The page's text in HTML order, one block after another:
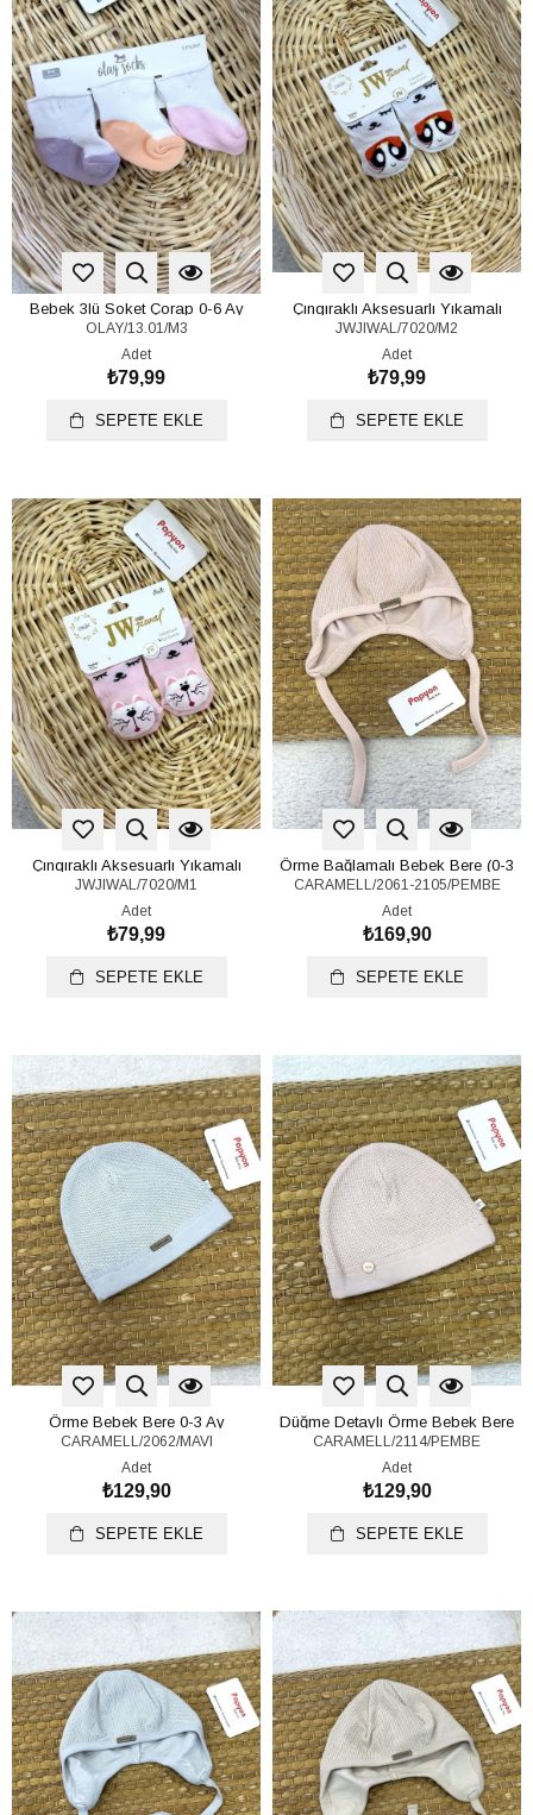
Bebek 3lü Soket Çorap 0-6 Ay
OLAY/13.01/M3
Adet
₺79,99
SEPETE EKLE
Çıngıraklı Aksesuarlı Yıkamalı
Parfümlü Bebek Çorap 0-6 Ay
JWJIWAL/7020/M2
Adet
₺79,99
SEPETE EKLE
Çıngıraklı Aksesuarlı Yıkamalı
Parfümlü Bebek Çorap 0-6 Ay
JWJIWAL/7020/M1
Adet
₺79,99
SEPETE EKLE
Örme Bağlamalı Bebek Bere (0-3
Ay)
CARAMELL/2061-2105/PEMBE
Adet
₺169,90
SEPETE EKLE
Örme Bebek Bere 0-3 Ay
CARAMELL/2062/MAVI
Adet
₺129,90
SEPETE EKLE
Düğme Detaylı Örme Bebek Bere
0-3 Ay
CARAMELL/2114/PEMBE
Adet
₺129,90
SEPETE EKLE